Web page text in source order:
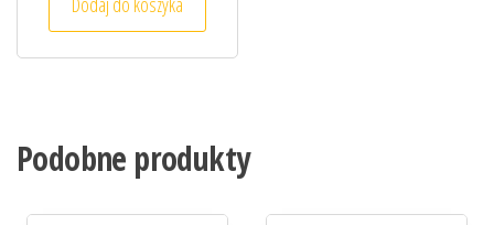
Podobne produkty